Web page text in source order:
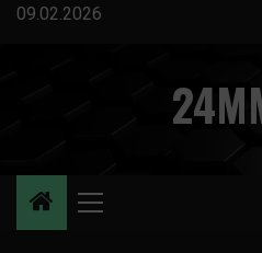
Перейти
09.02.2026
Основное